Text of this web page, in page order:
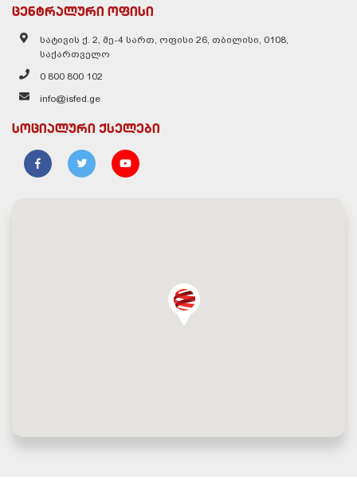
ცენტრალური ოფისი
სატივის ქ. 2, მე-4 სართ, ოფისი 26, თბილისი, 0108,
საქართველო
0 800 800 102
info@isfed.ge
სოციალური ქსელები